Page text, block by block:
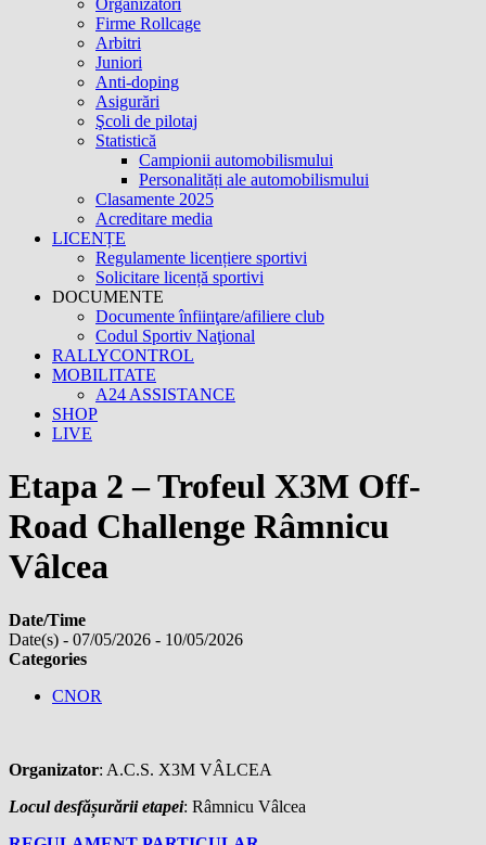
Organizatori
Firme Rollcage
Arbitri
Juniori
Anti-doping
Asigurări
Şcoli de pilotaj
Statistică
Campionii automobilismului
Personalități ale automobilismului
Clasamente 2025
Acreditare media
LICENȚE
Regulamente licențiere sportivi
Solicitare licență sportivi
DOCUMENTE
Documente înfiinţare/afiliere club
Codul Sportiv Naţional
RALLYCONTROL
MOBILITATE
A24 ASSISTANCE
SHOP
LIVE
Etapa 2 – Trofeul X3M Off-
Road Challenge Râmnicu
Vâlcea
Date/Time
Date(s) - 07/05/2026 - 10/05/2026
Categories
CNOR
Organizator: A.C.S. X3M VÂLCEA
Locul desfășurării etapei: Râmnicu Vâlcea